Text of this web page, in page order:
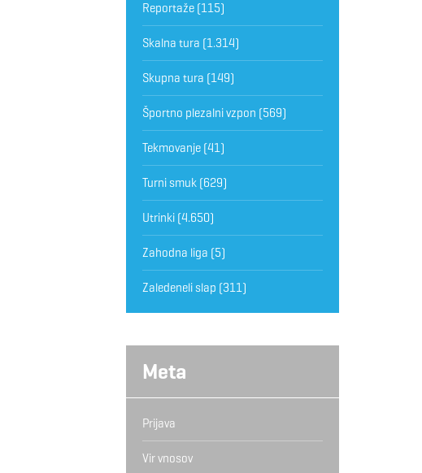
Reportaže(115)
Skalna tura (1.314)
Skupna tura (149)
Športno plezalni vzpon (569)
Tekmovanje(41)
Turni smuk(629)
Utrinki(4.650)
Zahodna liga (5)
Zaledeneli slap (311)
Meta
Prijava
Vir vnosov